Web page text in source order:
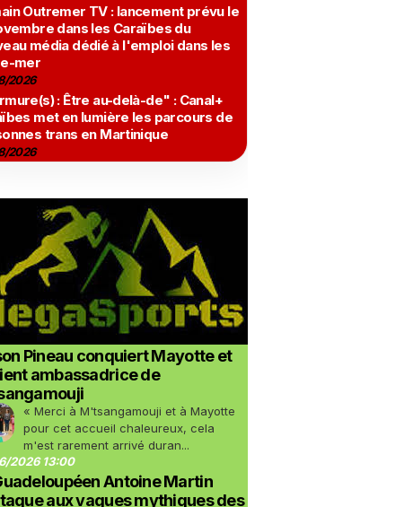
Outremer TV : lancement prévu le
dans les Caraïbes du
média dédié à l'emploi dans les
mer
2026
: Être au-delà-de" : Canal+
met en lumière les parcours de
trans en Martinique
2026
Pineau conquiert Mayotte et
ambassadrice de
« Merci à M'tsangamouji et à Mayotte
pour cet accueil chaleureux, cela
m'est rarement arrivé duran...
2026 13:00
Antoine Martin
aux vagues mythiques des